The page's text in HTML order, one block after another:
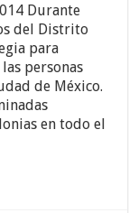
Durante
del Distrito
para
personas
de México.
en todo el